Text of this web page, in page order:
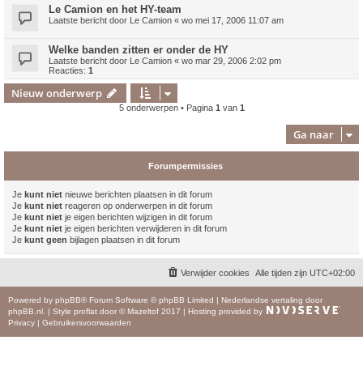
Le Camion en het HY-team
Laatste bericht door Le Camion « wo mei 17, 2006 11:07 am
Welke banden zitten er onder de HY
Laatste bericht door Le Camion « wo mar 29, 2006 2:02 pm
Reacties: 1
Nieuw onderwerp
5 onderwerpen • Pagina 1 van 1
Ga naar
Forumpermissies
Je kunt niet nieuwe berichten plaatsen in dit forum
Je kunt niet reageren op onderwerpen in dit forum
Je kunt niet je eigen berichten wijzigen in dit forum
Je kunt niet je eigen berichten verwijderen in dit forum
Je kunt geen bijlagen plaatsen in dit forum
Alle tijden zijn UTC+02:00
Verwijder cookies
Powered by phpBB® Forum Software © phpBB Limited | Nederlandse vertaling door
phpBB.nl
| Style proflat door © Mazeltof 2017 | Hosting provided by
Privacy | Gebruikersvoorwaarden